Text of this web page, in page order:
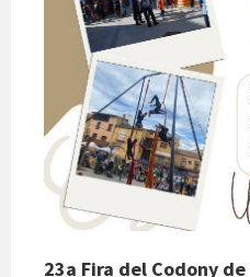
23a Fira del Codony